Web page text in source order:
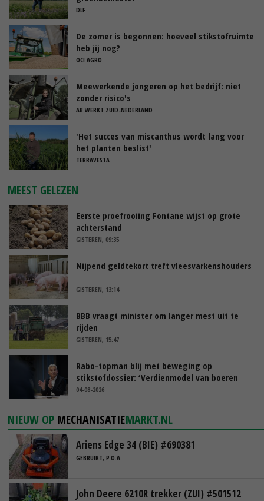
DLF
De zomer is begonnen: hoeveel stikstofruimte
heb jij nog?
OCI AGRO
Meewerkende jongeren op het bedrijf: niet
zonder risico's
AB WERKT ZUID-NEDERLAND
'Het succes van miscanthus wordt lang voor
het planten beslist'
TERRAVESTA
MEEST GELEZEN
Eerste proefrooiing Fontane wijst op grote
achterstand
GISTEREN, 09:35
Nijpend geldtekort treft vleesvarkenshouders
GISTEREN, 13:14
BBB vraagt minister om langer mest uit te
rijden
GISTEREN, 15:47
Rabo-topman blij met beweging op
stikstofdossier: ‘Verdienmodel van boeren
blijft cruciaal’
04-08-2026
NIEUW OP MECHANISATIEMARKT.NL
Ariens Edge 34 (BIE) #690381
GEBRUIKT, P.O.A.
John Deere 6210R trekker (ZUI) #501512